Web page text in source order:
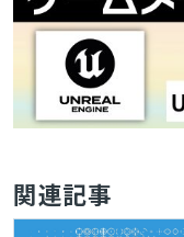
関連記事